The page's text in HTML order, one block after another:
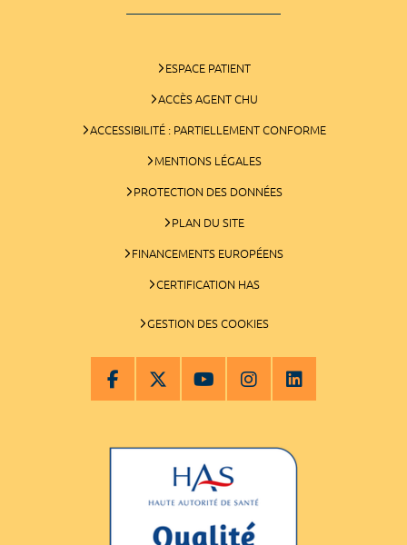
ESPACE PATIENT
ACCÈS AGENT CHU
ACCESSIBILITÉ : PARTIELLEMENT CONFORME
MENTIONS LÉGALES
PROTECTION DES DONNÉES
PLAN DU SITE
FINANCEMENTS EUROPÉENS
CERTIFICATION HAS
GESTION DES COOKIES